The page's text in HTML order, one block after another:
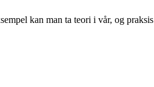
kan man ta teori i vår, og praksis